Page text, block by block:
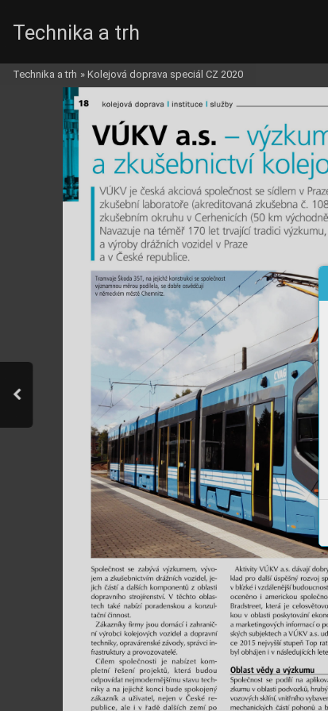
Technika a trh
Technika a trh » Kolejová doprava speciál CZ 2020